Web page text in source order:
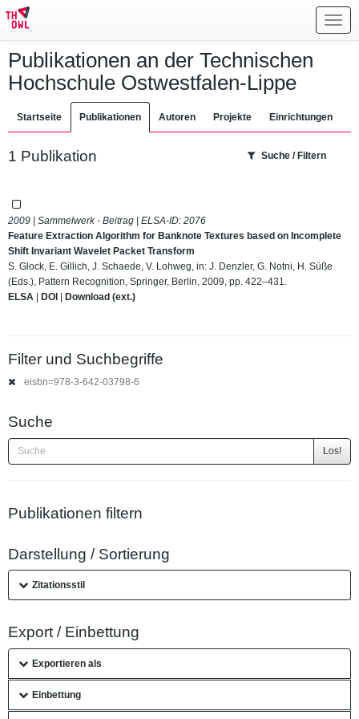
Publikationen an der Technischen
Hochschule Ostwestfalen-Lippe
Startseite Publikationen Autoren Projekte Einrichtungen
1 Publikation Suche / Filtern
2009 | Sammelwerk - Beitrag | ELSA-ID: 2076
Feature Extraction Algorithm for Banknote Textures based on Incomplete
Shift Invariant Wavelet Packet Transform
S. Glock, E. Gillich, J. Schaede, V. Lohweg, in: J. Denzler, G. Notni, H. Süße
(Eds.), Pattern Recognition, Springer, Berlin, 2009, pp. 422–431.
ELSA | DOI | Download (ext.)
Filter und Suchbegriffe
eisbn=978-3-642-03798-6
Suche
Los!
Publikationen filtern
Darstellung / Sortierung
Zitationsstil
Export / Einbettung
Exportieren als
Einbettung